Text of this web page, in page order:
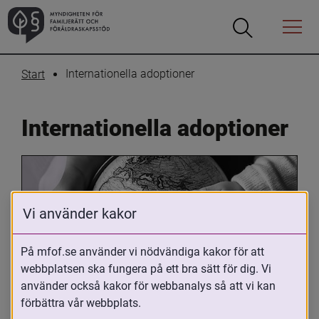
Öppna
Öppna
Menyn
Start Internationella adoptioner
Internationella adoptioner
Oavsett om du är adopterad,
adoptivförälder eller arbetar med
Vi använder kakor
På mfof.se använder vi nödvändiga kakor för att
webbplatsen ska fungera på ett bra sätt för dig. Vi
använder också kakor för webbanalys så att vi kan
förbättra vår webbplats.